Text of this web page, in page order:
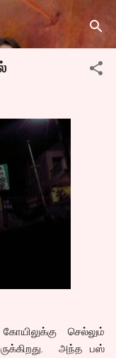
செல்லும்
அந்த பஸ்